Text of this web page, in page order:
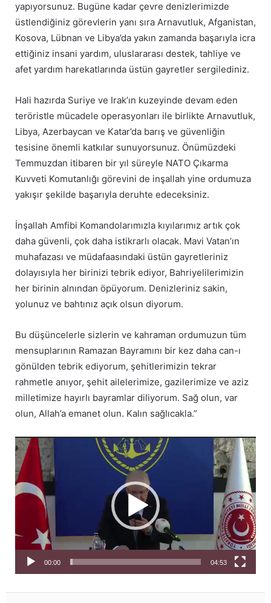
yapıyorsunuz. Bugüne kadar çevre denizlerimizde
üstlendiğiniz görevlerin yanı sıra Arnavutluk, Afganistan,
Kosova, Lübnan ve Libya’da yakın zamanda başarıyla icra
ettiğiniz insani yardım, uluslararası destek, tahliye ve
afet yardım harekatlarında üstün gayretler sergilediniz.
Hali hazırda Suriye ve Irak’ın kuzeyinde devam eden
teröristle mücadele operasyonları ile birlikte Arnavutluk,
Libya, Azerbaycan ve Katar’da barış ve güvenliğin
tesisine önemli katkılar sunuyorsunuz. Önümüzdeki
Temmuzdan itibaren bir yıl süreyle NATO Çıkarma
Kuvveti Komutanlığı görevini de inşallah yine ordumuza
yakışır şekilde başarıyla deruhte edeceksiniz.
İnşallah Amfibi Komandolarımızla kıyılarımız artık çok
daha güvenli, çok daha istikrarlı olacak. Mavi Vatan’ın
muhafazası ve müdafaasındaki üstün gayretleriniz
dolayısıyla her birinizi tebrik ediyor, Bahriyelilerimizin
her birinin alnından öpüyorum. Denizleriniz sakin,
yolunuz ve bahtınız açık olsun diyorum.
Bu düşüncelerle sizlerin ve kahraman ordumuzun tüm
mensuplarının Ramazan Bayramını bir kez daha can-ı
gönülden tebrik ediyorum, şehitlerimizin tekrar
rahmetle anıyor, şehit ailelerimize, gazilerimize ve aziz
milletimize hayırlı bayramlar diliyorum. Sağ olun, var
olun, Allah’a emanet olun. Kalın sağlıcakla.”
Video
oynatıcı
00:00 04:53